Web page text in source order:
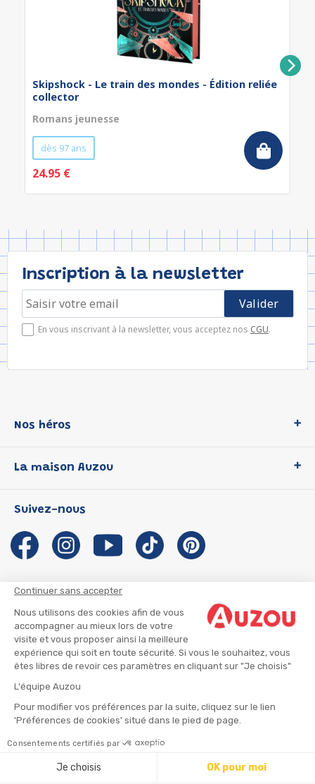
Continuer sans accepter
Nous utilisons des cookies afin de vous
accompagner au mieux lors de votre
visite et vous proposer ainsi la meilleure
expérience qui soit en toute sécurité. Si vous le souhaitez, vous
êtes libres de revoir ces paramètres en cliquant sur "Je choisis"
L'équipe Auzou
Pour modifier vos préférences par la suite, cliquez sur le lien
'Préférences de cookies' situé dans le pied de page.
Consentements certifiés par
Je choisis OK pour moi
Skipshock - Le train des mondes - Édition reliée
collector
Romans jeunesse
dès 97 ans
24.95 €
Inscription à la newsletter
En vous inscrivant à la newsletter, vous acceptez nos CGU.
Nos héros
P'tit Loup
Les Influenceuses
Migali
Petite Taupe
La maison Auzou
Notre histoire
Auzou s'engage
Auteurs et illustrateurs Auzou
Suivre mon colis
Infos consommateur
Suivez-nous
CGU
CGV
Mentions légales
© 2026 - AUZOU |